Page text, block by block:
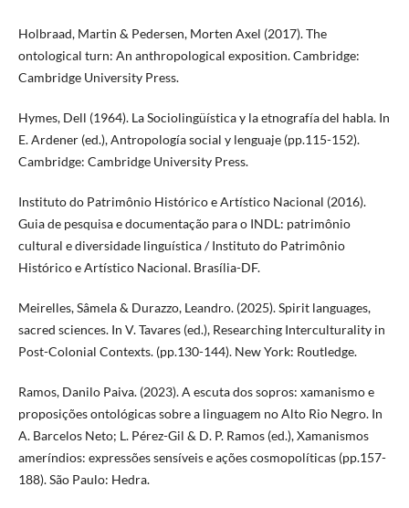
Holbraad, Martin & Pedersen, Morten Axel (2017). The
ontological turn: An anthropological exposition. Cambridge:
Cambridge University Press.
Hymes, Dell (1964). La Sociolingüística y la etnografía del habla. In
E. Ardener (ed.), Antropología social y lenguaje (pp.115-152).
Cambridge: Cambridge University Press.
Instituto do Patrimônio Histórico e Artístico Nacional (2016).
Guia de pesquisa e documentação para o INDL: patrimônio
cultural e diversidade linguística / Instituto do Patrimônio
Histórico e Artístico Nacional. Brasília-DF.
Meirelles, Sâmela & Durazzo, Leandro. (2025). Spirit languages,
sacred sciences. In V. Tavares (ed.), Researching Interculturality in
Post-Colonial Contexts. (pp.130-144). New York: Routledge.
Ramos, Danilo Paiva. (2023). A escuta dos sopros: xamanismo e
proposições ontológicas sobre a linguagem no Alto Rio Negro. In
A. Barcelos Neto; L. Pérez-Gil & D. P. Ramos (ed.), Xamanismos
ameríndios: expressões sensíveis e ações cosmopolíticas (pp.157-
188). São Paulo: Hedra.